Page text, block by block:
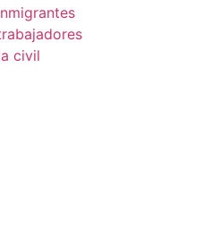
civil